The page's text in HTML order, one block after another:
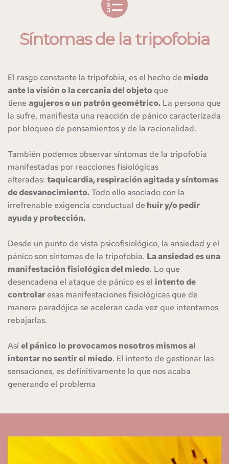
Síntomas de la tripofobia
El rasgo constante la tripofobia, es el hecho de miedo
ante la visión o la cercania del objeto que
tiene agujeros o un patrón geométrico. La persona que
la sufre, manifiesta una reacción de pánico caracterizada
por bloqueo de pensamientos y de la racionalidad.
También podemos observar síntomas de la tripofobia
manifestadas por reacciones fisiológicas
alteradas: taquicardia, respiración agitada y síntomas
de desvanecimiento. Todo ello asociado con la
irrefrenable exigencia conductual de huir y/o pedir
ayuda y protección.
Desde un punto de vista psicofisiológico, la ansiedad y el
pánico son síntomas de la tripofobia. La ansiedad es una
manifestación fisiológica del miedo. Lo que
desencadena el ataque de pánico es el intento de
controlar esas manifestaciones fisiológicas que de
manera paradójica se aceleran cada vez que intentamos
rebajarlas.
Así el pánico lo provocamos nosotros mismos al
intentar no sentir el miedo. El intento de gestionar las
sensaciones, es definitivamente lo que nos acaba
generando el problema